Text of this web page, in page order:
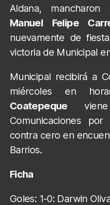
Aldana,
Manuel Felipe
nuevamente de
victoria de Municipal
Municipal recibirá a
miércoles en
Coatepeque
Comunicaciones
contra cero en
Barrios.
Ficha
Goles: 1-0: Darwin